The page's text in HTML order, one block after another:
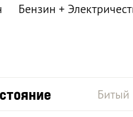
Бензин +
Битый